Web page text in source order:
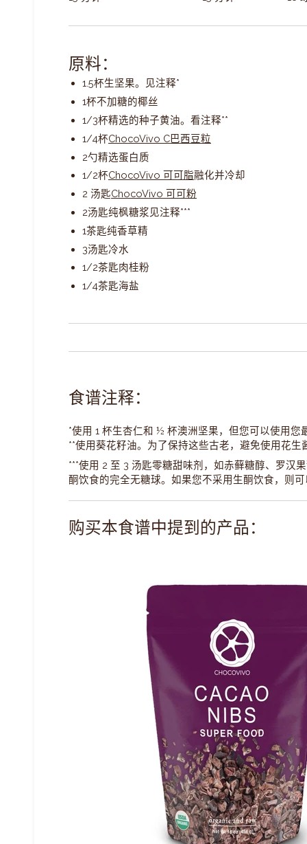
原料：
1.5杯生坚果。
见注释*
1杯不加糖的椰丝
1/3杯精选的种子黄油。 看注释**
1/4杯ChocoVivo C巴西豆粒
2勺精选蛋白质
1/2杯ChocoVivo 可可脂融化并冷却
2 汤匙ChocoVivo 可可粉
2汤匙纯枫糖浆见注释***
1茶匙纯香草精
3汤匙冷水
1/2茶匙肉桂粉
1/4茶匙海盐
食谱注释：
*使用 1 杯生杏仁和 ½ 杯澳洲坚果，但您可以使用您
**使用葵花籽油。为了保持这些古老，避免使用花生
***使用 2 至 3 汤匙零糖甜味剂，如赤藓糖醇、 罗汉
酮饮食的完全无糖球。如果您不采用生酮饮食，则
购买本食谱中提到的产品：